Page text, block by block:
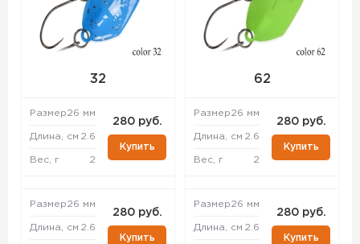
32
Размер26 мм
Длина, см 2.6
Вес, г 2
280 руб.
Купить
Размер26 мм
Длина, см 2.6
280 руб.
Купить
62
Размер26 мм
Длина, см 2.6
Вес, г 2
280 руб.
Купить
Размер26 мм
Длина, см 2.6
280 руб.
Купить